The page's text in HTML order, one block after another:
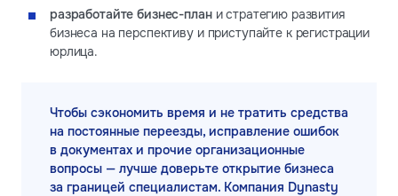
разработайте бизнес-плани стратегию развития
бизнеса на перспективу и приступайте к регистрации
юрлица.
Чтобы сэкономить время и не тратить средства
на постоянные переезды, исправление ошибок
в документах и прочие организационные
вопросы — лучше доверьте открытие бизнеса
за границей специалистам. Компания Dynasty